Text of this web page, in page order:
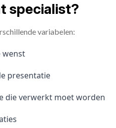
specialist?
variabelen:
wenst
presentatie
die verwerkt moet worden